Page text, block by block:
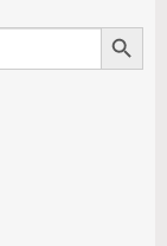
Search Button